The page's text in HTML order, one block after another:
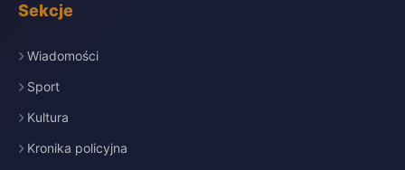
Sekcje
Wiadomości
Sport
Kultura
Kronika policyjna